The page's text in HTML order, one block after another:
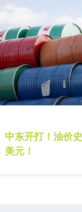
中东开打！油价
美元！